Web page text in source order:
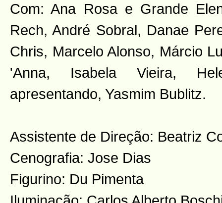
Com: Ana Rosa e Grande
Rech, André Sobral, Danae
Chris, Marcelo Alonso, Márcio
'Anna, Isabela Vieira,
apresentando, Yasmim Bublitz.
Assistente de Direção: Beatriz
Cenografia: Jose Dias
Figurino: Du Pimenta